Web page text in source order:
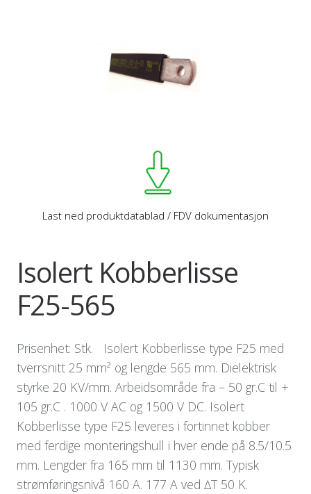
Last ned produktdatablad / FDV dokumentasjon
Isolert Kobberlisse
F25-565
Prisenhet: Stk. Isolert Kobberlisse type F25 med
tverrsnitt 25 mm² og lengde 565 mm. Dielektrisk
styrke 20 KV/mm. Arbeidsområde fra – 50 gr.C til +
105 gr.C . 1000 V AC og 1500 V DC. Isolert
Kobberlisse type F25 leveres i fortinnet kobber
med ferdige monteringshull i hver ende på 8.5/10.5
mm. Lengder fra 165 mm til 1130 mm. Typisk
strømføringsnivå 160 A. 177 A ved ∆T 50 K.